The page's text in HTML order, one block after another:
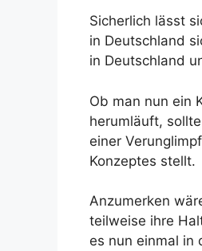
Sicherlich lässt
in Deutschland
in Deutschland
Ob man nun ein
herumläuft,
einer
Konzeptes stellt.
Anzumerken
teilweise ihre
es nun einmal in